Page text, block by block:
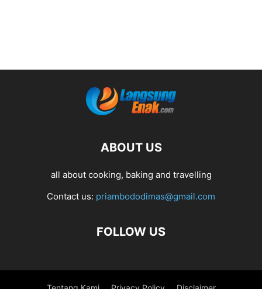
ABOUT US
all about cooking, baking and travelling
Contact us: priambododimas@gmail.com
FOLLOW US